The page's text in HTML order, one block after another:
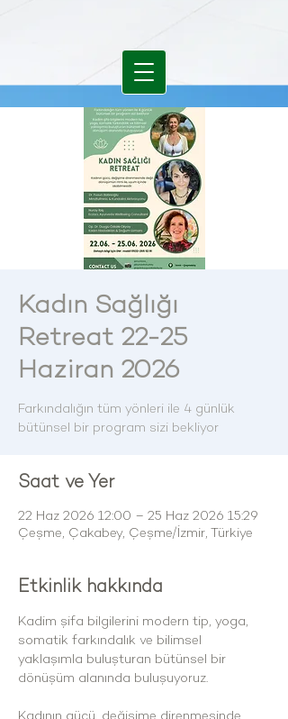
Kadın Sağlığı
Retreat 22-25
Haziran 2026
Farkındalığın tüm yönleri ile 4 günlük
bütünsel bir program sizi bekliyor
Saat ve Yer
22 Haz 2026 12:00 – 25 Haz 2026 15:29
Çeşme, Çakabey, Çeşme/İzmir, Türkiye
Etkinlik hakkında
Kadim şifa bilgilerini modern tip, yoga,
somatik farkındalık ve bilimsel
yaklaşımla buluşturan bütünsel bir
dönüşüm alanında buluşuyoruz.
Kadının gücü, değişime direnmesinde